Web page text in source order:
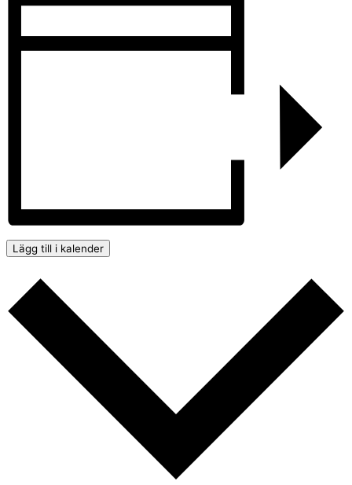
Lägg till i kalender